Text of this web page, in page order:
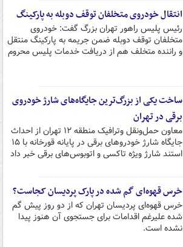
انتقال خودروی متخلفان توقف دوبله به پارکینگ
رئیس پلیس راهور تهران بزرگ گفت: خودروی
متخلفان توقف دوبله ضمن جریمه به پارکینگ منتقل
و راننده متخلف هم از دریافت خدمات پلیس محروم
ساخت یکی از بزرگ‌ترین جایگاه‌های شارژ خودروی
برقی در تهران
معاون حمل‌ونقل وترافیک منطقه ۱۲ تهران از احداث
جایگاه شارژ خودروهای برقی در پایانه قورخانه با ۱۵
استند شارژ ویژه تاکسی و اتوبوس‌های برقی خبر داد
خرس‌ قهوه‌ای گم شده در پارک پردیسان کجاست؟
خرس‌ قهوه‌ای پردیسان تهران که از دو روز پیش گم
شده علیرغم اقدامات برای جستجوی آن هنوز پیدا
نشده است.